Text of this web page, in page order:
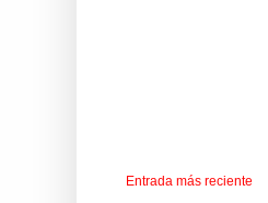
Entrada más reciente